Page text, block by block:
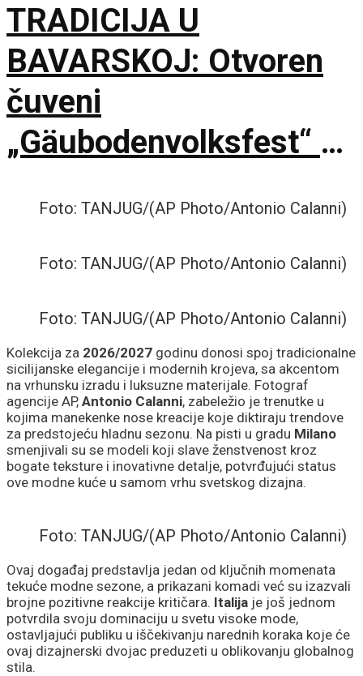
TRADICIJA U
BAVARSKOJ: Otvoren
čuveni
„Gäubodenvolksfest“ u
Foto: TANJUG/(AP Photo/Antonio Calanni)
Foto: TANJUG/(AP Photo/Antonio Calanni)
Foto: TANJUG/(AP Photo/Antonio Calanni)
Kolekcija za 2026/2027 godinu donosi spoj tradicionalne
sicilijanske elegancije i modernih krojeva, sa akcentom
na vrhunsku izradu i luksuzne materijale. Fotograf
agencije AP, Antonio Calanni, zabeležio je trenutke u
kojima manekenke nose kreacije koje diktiraju trendove
za predstojeću hladnu sezonu. Na pisti u gradu Milano
smenjivali su se modeli koji slave ženstvenost kroz
bogate teksture i inovativne detalje, potvrđujući status
ove modne kuće u samom vrhu svetskog dizajna.
Foto: TANJUG/(AP Photo/Antonio Calanni)
Ovaj događaj predstavlja jedan od ključnih momenata
tekuće modne sezone, a prikazani komadi već su izazvali
brojne pozitivne reakcije kritičara. Italija je još jednom
potvrdila svoju dominaciju u svetu visoke mode,
ostavljajući publiku u iščekivanju narednih koraka koje će
ovaj dizajnerski dvojac preduzeti u oblikovanju globalnog
stila.